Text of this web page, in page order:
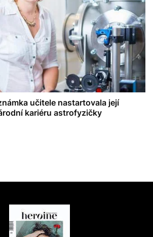
učitele nastartovala její
kariéru astrofyzičky